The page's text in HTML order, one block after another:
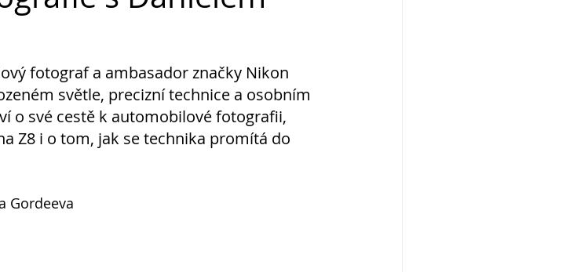
fotograf a ambasador značky Nikon
světle, precizní technice a osobním
o své cestě k automobilové fotografii,
Z8 i o tom, jak se technika promítá do
Gordeeva